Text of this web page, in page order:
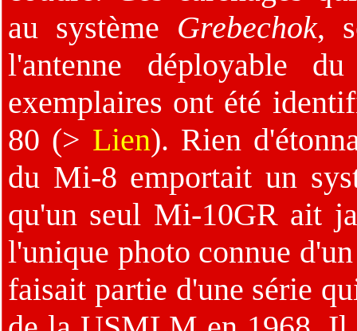
au système Grebechok,
l'antenne déployable
exemplaires ont été
80 (> Lien). Rien
du Mi-8 emportait un
qu'un seul Mi-10GR ait
l'unique photo connue
faisait partie d'une série